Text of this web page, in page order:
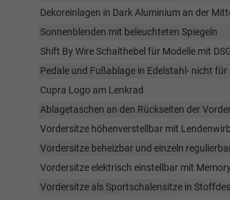
Dekoreinlagen in Dark Aluminium an der
Sonnenblenden mit beleuchteten Spiegeln
Shift By Wire Schalthebel für Modelle mit
Pedale und Fußablage in Edelstahl- nicht für
Cupra Logo am Lenkrad
Ablagetaschen an den Rückseiten der
Vordersitze höhenverstellbar mit
Vordersitze beheizbar und einzeln
Vordersitze elektrisch einstellbar mit
Vordersitze als Sportschalensitze in